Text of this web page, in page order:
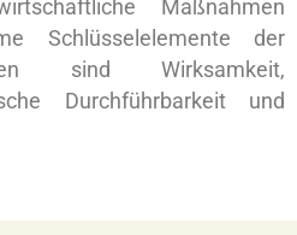
Maßnahmen
Schlüsselelemente der
sind Wirksamkeit,
Durchführbarkeit und